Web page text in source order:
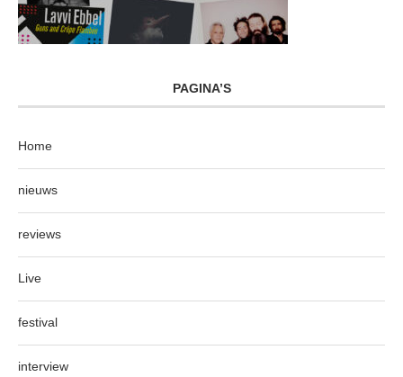
PAGINA’S
Home
nieuws
reviews
Live
festival
interview